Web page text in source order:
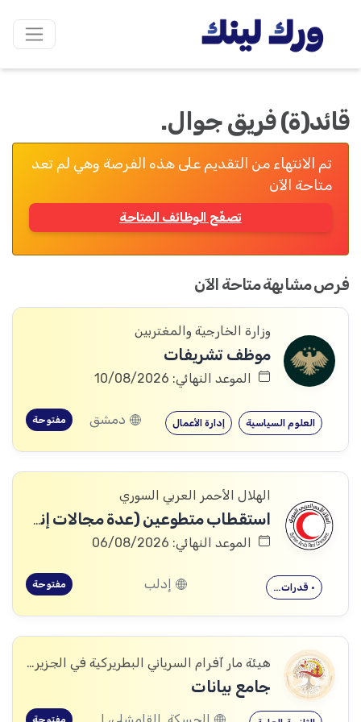
قائد(ة) فريق جوال.
تم الانتهاء من التقديم على هذه الفرصة وهي لم تعد
متاحة الآن
تصفّح الوظائف المتاحة
فرص مشابهة متاحة الآن
وزارة الخارجية والمغتربين
موظف تشريفات
الموعد النهائي: 10/08/2026
إدارة الأعمال العلوم السياسية دمشق مفتوحة
الهلال الأحمر العربي السوري
استقطاب متطوعين (عدة مجالات إنسانية وإدارية)
الموعد النهائي: 06/08/2026
• قدرات… إدلب مفتوحة
هيئة مار آفرام السرياني البطريركية في الجزيرة والفرات
جامع بيانات
مفتوحة